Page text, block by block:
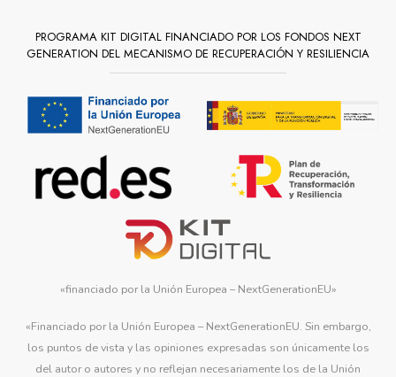
PROGRAMA KIT DIGITAL FINANCIADO POR LOS FONDOS NEXT
GENERATION DEL MECANISMO DE RECUPERACIÓN Y RESILIENCIA
«financiado por la Unión Europea – NextGenerationEU»
«Financiado por la Unión Europea – NextGenerationEU. Sin embargo,
los puntos de vista y las opiniones expresadas son únicamente los
del autor o autores y no reflejan necesariamente los de la Unión